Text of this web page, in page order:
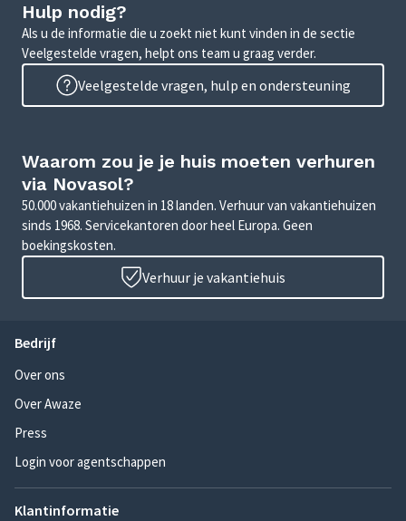
Hulp nodig?
Als u de informatie die u zoekt niet kunt vinden in de sectie
Veelgestelde vragen, helpt ons team u graag verder.
Veelgestelde vragen, hulp en ondersteuning
Waarom zou je je huis moeten verhuren
via Novasol?
50.000 vakantiehuizen in 18 landen. Verhuur van vakantiehuizen
sinds 1968. Servicekantoren door heel Europa. Geen
boekingskosten.
Verhuur je vakantiehuis
Bedrijf
Over ons
Over Awaze
Press
Login voor agentschappen
Klantinformatie